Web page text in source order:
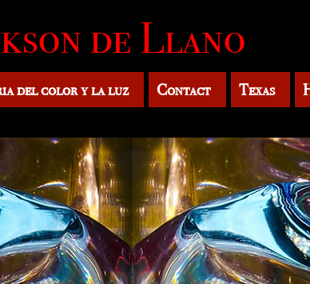
de Llano
del color y la luz Contact Texas